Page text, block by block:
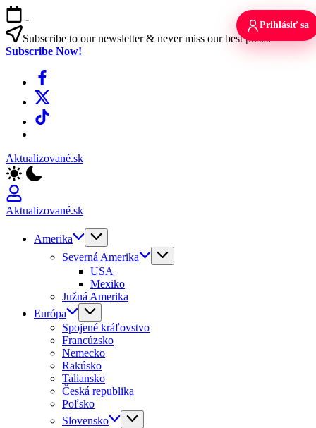
Skip
to
content
-
Subscribe to our newsletter & never miss our best posts.
Subscribe Now!
Facebook
X
TikTok
Aktualizované.sk
Aktualizované.sk
Amerika
Severná Amerika
USA
Mexiko
Južná Amerika
Európa
Spojené kráľovstvo
Francúzsko
Nemecko
Rakúsko
Taliansko
Česká republika
Poľsko
Slovensko
Prihlásiť sa